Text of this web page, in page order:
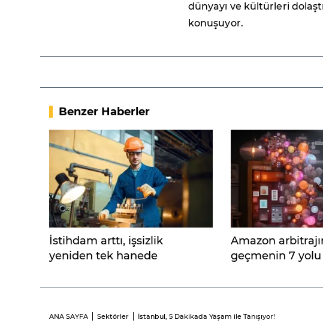
dünyayı ve kültürleri
konuşuyor.
Benzer Haberler
İstihdam arttı, işsizlik
yeniden tek hanede
Amazon
geçmenin 7 yolu
ANA SAYFA Sektörler İstanbul, 5 Dakikada Yaşam ile Tanışıyor!